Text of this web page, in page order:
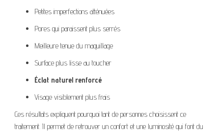
Petites imperfections atténuées
Pores qui paraissent plus serrés
Meilleure tenue du maquillage
Surface plus lisse au toucher
Éclat naturel renforcé
Visage visiblement plus frais
Ces résultats expliquent pourquoi tant de personnes choisissent ce
traitement. Il permet de retrouver un confort et une luminosité qui font du